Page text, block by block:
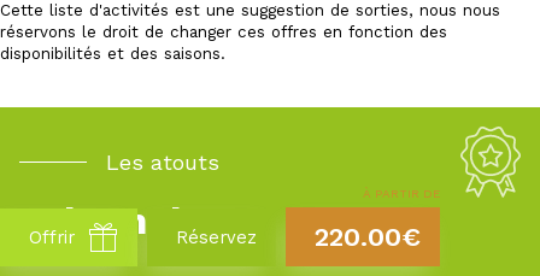
Cette liste d'activités est une suggestion de sorties, nous nous
réservons le droit de changer ces offres en fonction des
disponibilités et des saisons.
Les atouts
Takamaka
Offrir Réservez
À PARTIR DE
220.00€